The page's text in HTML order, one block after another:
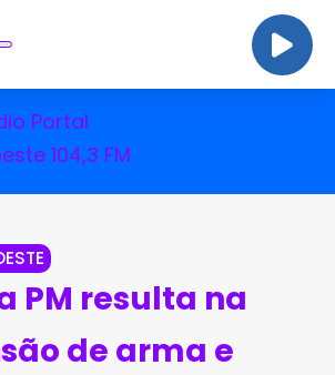
PM resulta na
de arma e